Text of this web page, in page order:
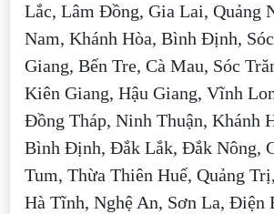
Lắc, Lâm Đồng, Gia Lai, Quảng
Nam, Khánh Hòa, Bình Định,
Giang, Bến Tre, Cà Mau, Sóc
Kiên Giang, Hậu Giang, Vĩnh
Đồng Tháp, Ninh Thuận, Khánh
Bình Định, Đắk Lắk, Đắk Nông,
Tum, Thừa Thiên Huế, Quảng
Hà Tĩnh, Nghệ An, Sơn La, Điện